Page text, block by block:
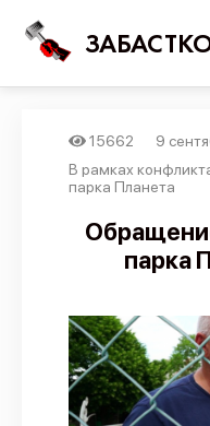
15662
9
В рамках
парка Планета
парка